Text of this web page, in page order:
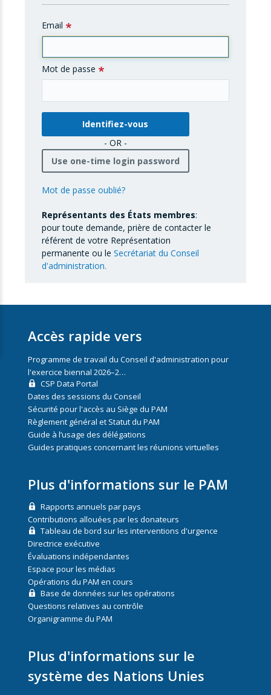
Email
Mot de passe
- OR -
Use one-time login password
Mot de passe oublié?
Représentants des États membres:
pour toute demande, prière de contacter le
référent de votre Représentation
permanente ou le Secrétariat du Conseil
d'administration.
Accès rapide vers
Programme de travail du Conseil d'administration pour
l'exercice biennal 2026–2…
CSP Data Portal
Dates des sessions du Conseil
Sécurité pour l'accès au Siège du PAM
Règlement général et Statut du PAM
Guide à l’usage des délégations
Guides pratiques concernant les réunions virtuelles
Plus d'informations sur le PAM
Rapports annuels par pays
Contributions allouées par les donateurs
Tableau de bord sur les interventions d'urgence
Directrice exécutive
Évaluations indépendantes
Espace pour les médias
Opérations du PAM en cours
Base de données sur les opérations
Questions relatives au contrôle
Organigramme du PAM
Plus d'informations sur le
système des Nations Unies